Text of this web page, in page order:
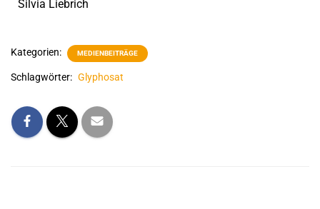
Silvia Liebrich
Kategorien: MEDIENBEITRÄGE
Schlagwörter: Glyphosat